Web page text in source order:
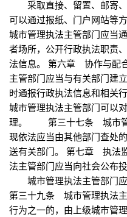
采取直接、留置、邮寄、
可以通过报纸、门户网站
城市管理执法主管部门应当
者场所，公开行政执法职责
法信息。 第六章 协作与
主管部门应当与有关部门建
时通报行政执法信息和相
城市管理执法主管部门可以
理。 第三十七条 城市管
现依法应当由其他部门查处
送有关部门。 第七章 执
法主管部门应当向社会公布
城市管理执法主管部门
第三十九条 城市管理执法
行为之一的，由上级城市管